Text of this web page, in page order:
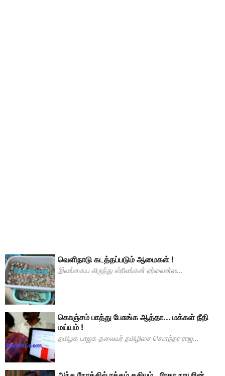
வெளிநாடு கடத்தப்படும் ஆமைகள் !
இலங்கைய லிருந்து ஸ்ரீலங்கன் ஏர்லைன்ஸ...
கொஞ்சம் பாத்து பேசுங்க ஆத்தா... மக்கள் நீதி
மய்யம் !
தமிழக பாஜக தலைவர் தமிழிசை சௌந்தர ராஜ...